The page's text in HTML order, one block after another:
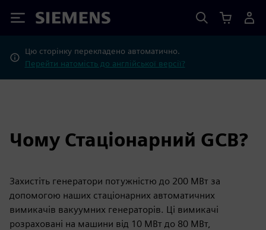
Siemens
Цю сторінку перекладено автоматично.
Перейти натомість до англійської версії?
Чому Стаціонарний GCB?
Захистіть генератори потужністю до 200 МВт за
допомогою наших стаціонарних автоматичних
вимикачів вакуумних генераторів. Ці вимикачі
розраховані на машини від 10 МВт до 80 МВт,